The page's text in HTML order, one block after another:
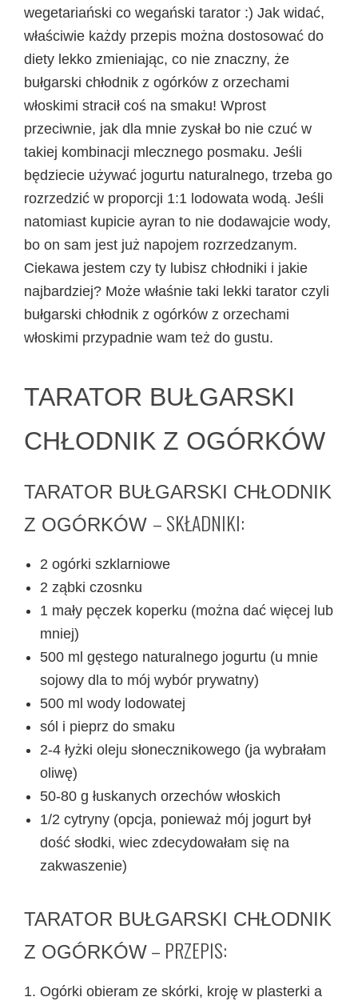
wegetariański co wegański tarator :) Jak widać,
właściwie każdy przepis można dostosować do
diety lekko zmieniając, co nie znaczny, że
bułgarski chłodnik z ogórków z orzechami
włoskimi stracił coś na smaku! Wprost
przeciwnie, jak dla mnie zyskał bo nie czuć w
takiej kombinacji mlecznego posmaku. Jeśli
będziecie używać jogurtu naturalnego, trzeba go
rozrzedzić w proporcji 1:1 lodowata wodą. Jeśli
natomiast kupicie ayran to nie dodawajcie wody,
bo on sam jest już napojem rozrzedzanym.
Ciekawa jestem czy ty lubisz chłodniki i jakie
najbardziej? Może właśnie taki lekki tarator czyli
bułgarski chłodnik z ogórków z orzechami
włoskimi przypadnie wam też do gustu.
TARATOR BUŁGARSKI
CHŁODNIK Z OGÓRKÓW
TARATOR BUŁGARSKI CHŁODNIK
Z OGÓRKÓW – SKŁADNIKI:
2 ogórki szklarniowe
2 ząbki czosnku
1 mały pęczek koperku (można dać więcej lub
mniej)
500 ml gęstego naturalnego jogurtu (u mnie
sojowy dla to mój wybór prywatny)
500 ml wody lodowatej
sól i pieprz do smaku
2-4 łyżki oleju słonecznikowego (ja wybrałam
oliwę)
50-80 g łuskanych orzechów włoskich
1/2 cytryny (opcja, ponieważ mój jogurt był
dość słodki, wiec zdecydowałam się na
zakwaszenie)
TARATOR BUŁGARSKI CHŁODNIK
Z OGÓRKÓW – PRZEPIS:
Ogórki obieram ze skórki, kroję w plasterki a